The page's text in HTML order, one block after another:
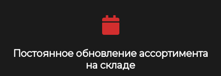
Постоянное обновление ассортимента
на складе